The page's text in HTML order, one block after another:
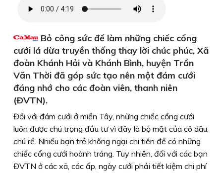
Bỏ công sức để làm những chiếc cổng
cưới lá dừa truyền thống thay lời chúc phúc, Xã
đoàn Khánh Hải và Khánh Bình, huyện Trần
Văn Thời đã góp sức tạo nên một đám cưới
đáng nhớ cho các đoàn viên, thanh niên
(ÐVTN).
Đối với đám cưới ở miền Tây, những chiếc cổng cưới
luôn được chú trọng đầu tư vì đây là bộ mặt của cô dâu,
chú rể. Nhiều bạn trẻ không ngại chi tiền để có những
chiếc cổng cưới hoành tráng. Tuy nhiên, đối với các bạn
ÐVTN ở các xã, các ấp, ngày cưới phải tiết kiệm chi phí